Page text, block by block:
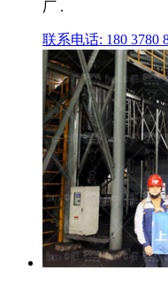
厂 .
联系电话: 180 3780